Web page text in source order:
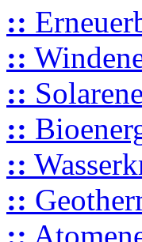
::
::
::
::
::
::
::